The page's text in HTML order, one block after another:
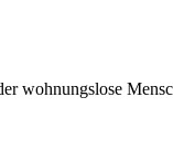
wohnungslose